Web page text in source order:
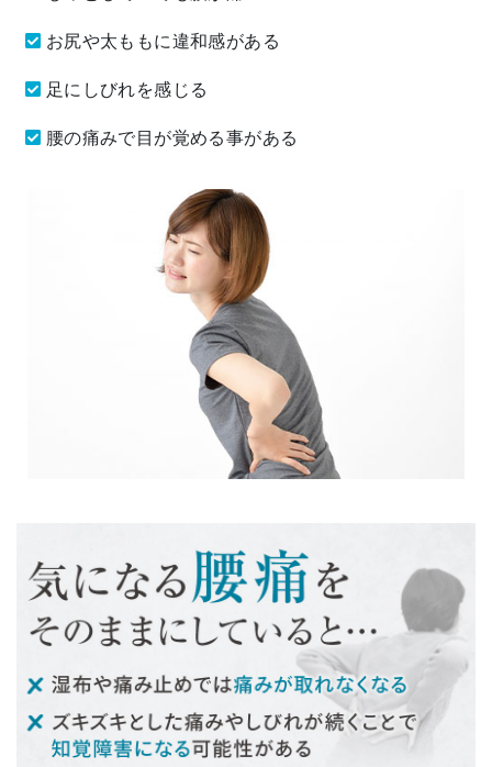
お尻や太ももに違和感がある
足にしびれを感じる
腰の痛みで目が覚める事がある